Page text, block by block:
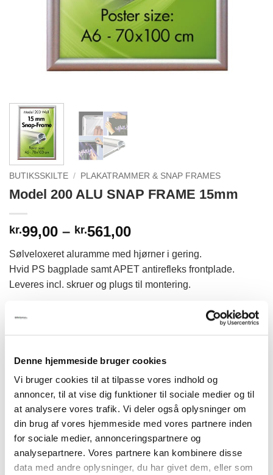
Denne hjemmeside bruger cookies
Vi bruger cookies til at tilpasse vores indhold og
annoncer, til at vise dig funktioner til sociale medier og til
at analysere vores trafik. Vi deler også oplysninger om
din brug af vores hjemmeside med vores partnere inden
for sociale medier, annonceringspartnere og
analysepartnere. Vores partnere kan kombinere disse
data med andre oplysninger, du har givet dem, eller som
BUTIKSSKILTE / PLAKATRAMMER & SNAP FRAMES
Model 200 ALU SNAP FRAME 15mm
kr.99,00 – kr.561,00Prisinterval:
til
kr.561,00
Sølveloxeret aluramme med hjørner i gering.
Hvid PS bagplade samt APET antirefleks frontplade.
Leveres incl. skruer og plugs til montering.
Plakatrammer/Snap Frames str.
TILFØJ TIL KURV